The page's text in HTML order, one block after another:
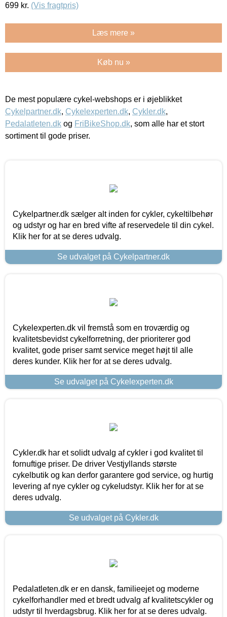
699 kr. (Vis fragtpris)
Læs mere »
Køb nu »
De mest populære cykel-webshops er i øjeblikket
Cykelpartner.dk, Cykelexperten.dk, Cykler.dk,
Pedalatleten.dk og FriBikeShop.dk, som alle har et stort
sortiment til gode priser.
Cykelpartner.dk sælger alt inden for cykler, cykeltilbehør
og udstyr og har en bred vifte af reservedele til din cykel.
Klik her for at se deres udvalg.
Se udvalget på Cykelpartner.dk
Cykelexperten.dk vil fremstå som en troværdig og
kvalitetsbevidst cykelforretning, der prioriterer god
kvalitet, gode priser samt service meget højt til alle
deres kunder. Klik her for at se deres udvalg.
Se udvalget på Cykelexperten.dk
Cykler.dk har et solidt udvalg af cykler i god kvalitet til
fornuftige priser. De driver Vestjyllands største
cykelbutik og kan derfor garantere god service, og hurtig
levering af nye cykler og cykeludstyr. Klik her for at se
deres udvalg.
Se udvalget på Cykler.dk
Pedalatleten.dk er en dansk, familieejet og moderne
cykelforhandler med et bredt udvalg af kvalitetscykler og
udstyr til hverdagsbrug. Klik her for at se deres udvalg.